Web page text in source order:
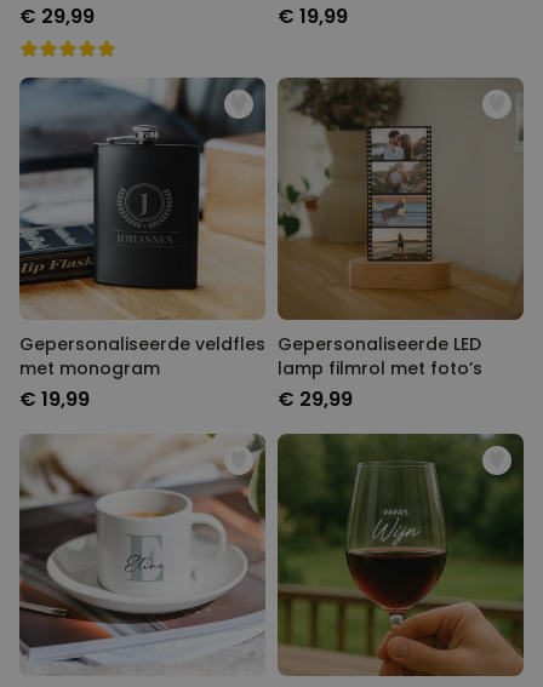
€ 29,99 € 19,99
Gepersonaliseerde veldfles
met monogram
€ 19,99
Gepersonaliseerde LED
lamp filmrol met foto’s
€ 29,99